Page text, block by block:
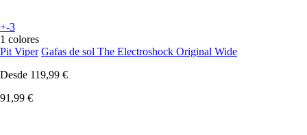
+-3
1 colores
Pit Viper Gafas de sol The Electroshock Original Wide
Desde 119,99 €
91,99 €